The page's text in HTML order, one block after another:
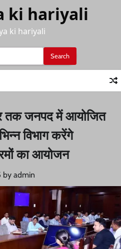
ki hariyali
ki hariyali
तक जनपद में आयोजित
विभाग करेंगे
का आयोजन
by admin